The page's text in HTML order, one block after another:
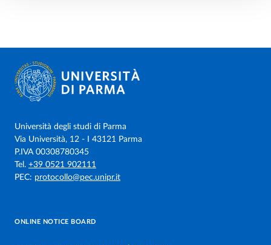
Università degli studi di Parma
Via Università, 12 - I 43121 Parma
P.IVA 00308780345
Tel. +39 0521 902111
PEC: protocollo@pec.unipr.it
ONLINE NOTICE BOARD